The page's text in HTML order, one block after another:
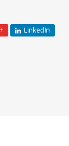
LinkedIn